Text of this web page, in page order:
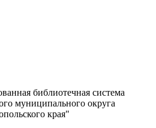
библиотечная система
муниципального округа
края"